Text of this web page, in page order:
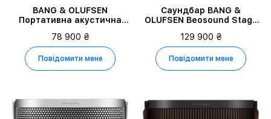
BANG & OLUFSEN
Портативна акустична
Nordic Weave
78 900 ₴
Повідомити мене
Саундбар BANG &
OLUFSEN Beosound Stage
(1200581)
129 900 ₴
Повідомити мене